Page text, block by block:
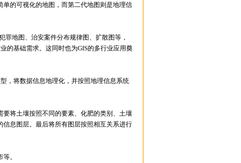
的可视化的地图，而第二代地图则是地理信
地图、治安案件分布规律图、扩散图等，
的基础需求。这同时也为GIS的多行业应用奠
将数据信息地理化，并按照地理信息系统
将土壤按照不同的要素、化肥的类别、土壤
息图层。最后将所有图层按照相互关系进行
。